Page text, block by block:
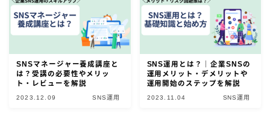
難易度
学習方法
ウェブ解析士の受験対策
SNSマネージャー養成講座と
は？受講の必要性やメリッ
ト・レビューを解説
2023.12.09 SNS運用
SNS運用とは？｜企業SNSの
運用メリット・デメリットや
運用開始のステップを解説
2023.11.04 SNS運用